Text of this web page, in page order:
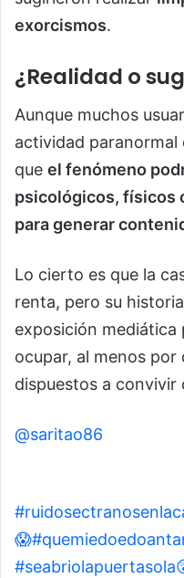
exorcismos.
¿Realidad o
Aunque muchos
actividad paranormal
que el fenómeno
psicológicos, físicos
para generar
Lo cierto es que la
renta, pero su
exposición
ocupar, al menos por
dispuestos a convivir
@saritao86
😱